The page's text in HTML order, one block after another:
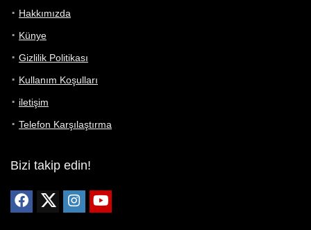
Hakkımızda
Künye
Gizlilik Politikası
Kullanım Koşulları
iletişim
Telefon Karşılaştırma
Bizi takip edin!